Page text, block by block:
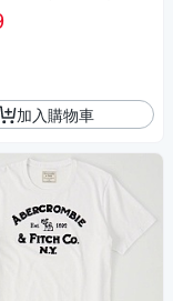
加入購物車